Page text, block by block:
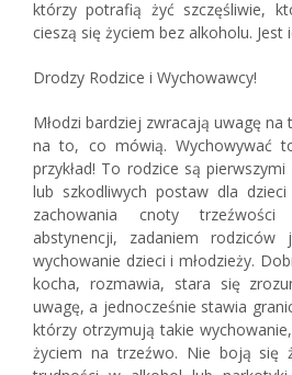
którzy potrafią żyć szczęśliwie,
cieszą się życiem bez alkoholu. Jest
Drodzy Rodzice i Wychowawcy!
Młodzi bardziej zwracają uwagę
na to, co mówią. Wychowywać
przykład! To rodzice są
lub szkodliwych postaw dla
zachowania cnoty
abstynencji, zadaniem rodziców
wychowanie dzieci i młodzieży.
kocha, rozmawia, stara się
uwagę, a jednocześnie stawia
którzy otrzymują takie
życiem na trzeźwo. Nie boją się